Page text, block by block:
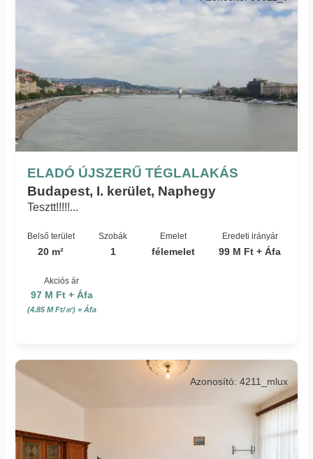
ELADÓ ÚJSZERŰ TÉGLALAKÁS
Budapest, I. kerület, Naphegy
Tesztt!!!!!...
Belső terület
20 m²
Szobák
1
Emelet
félemelet
Eredeti irányár
99 M Ft + Áfa
Akciós ár
97 M Ft + Áfa
(4.85 M Ft/㎡) + Áfa
Azonosító: 4211_mlux